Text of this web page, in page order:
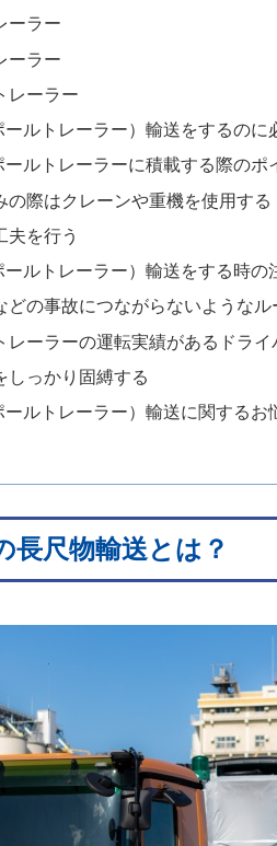
ーラー
ーラー
レーラー
ールトレーラー）輸送をするのに
ルトレーラーに積載する際のポ
の際はクレーンや重機を使用する
夫を行う
ールトレーラー）輸送をする時の
どの事故につながらないようなル
レーラーの運転実績があるドラ
しっかり固縛する
ールトレーラー）輸送に関する
長尺物輸送とは？